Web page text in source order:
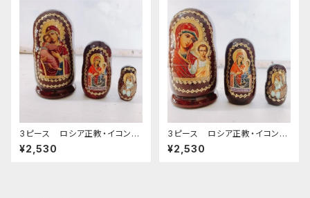
3ピース ロシア正教・イコンの
マトリョーシカ[Vladimir Moth
er of God] (6) 12cm
¥2,530
3ピース ロシア正教・イコンの
マトリョーシカ Kazan Mother
of God(2) 12cm
¥2,530